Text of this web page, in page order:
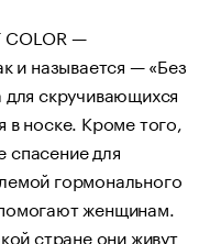
COLOR —
и называется — «Без
скручивающихся
в носке. Кроме того,
спасение для
гормонального
женщинам.
стране они живут